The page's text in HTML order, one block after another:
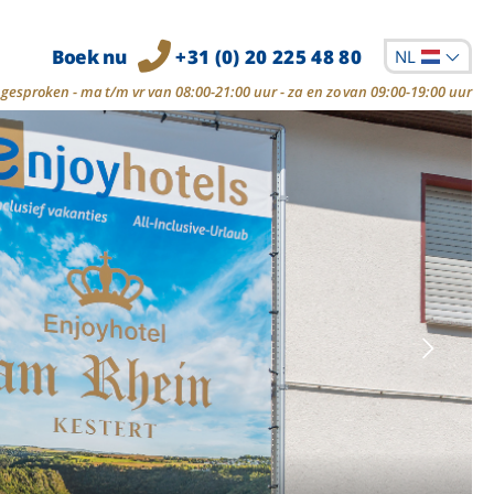
Boek nu +31 (0) 20 225 48 80 NL
- ma t/m vr van 08:00-21:00 uur - za en zo van 09:00-19:00 uur